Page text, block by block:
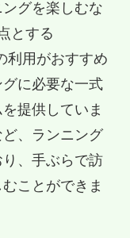
グを楽しむな
とする
利用がおすすめ
に必要な一式
提供していま
、ランニング
、手ぶらで訪
ことができま